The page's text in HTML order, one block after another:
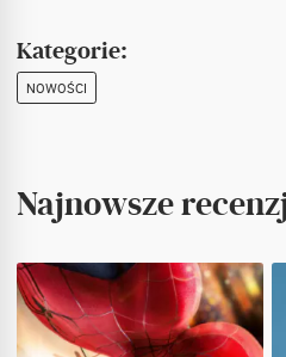
Kategorie:
NOWOŚCI
Najnowsze